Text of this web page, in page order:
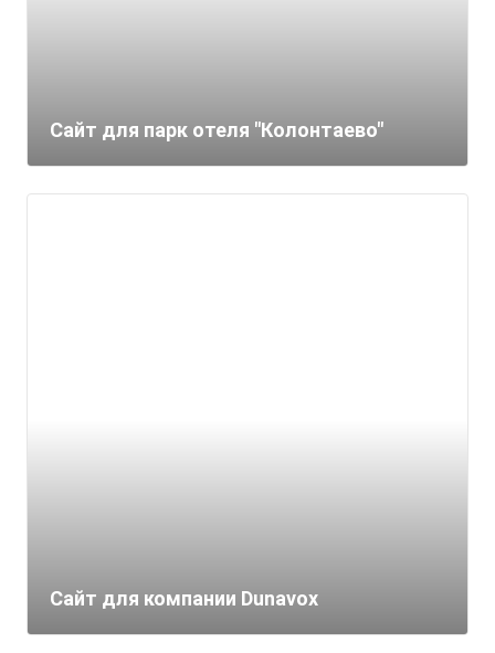
Сайт для парк отеля "Колонтаево"
Сайт для компании Dunavox